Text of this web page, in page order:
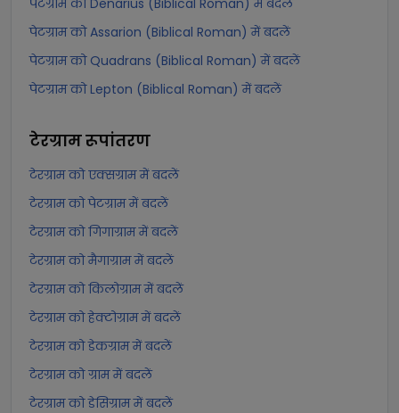
पेटग्राम को Denarius (Biblical Roman) में बदलें
पेटग्राम को Assarion (Biblical Roman) में बदलें
पेटग्राम को Quadrans (Biblical Roman) में बदलें
पेटग्राम को Lepton (Biblical Roman) में बदलें
टेरग्रामरूपांतरण
टेरग्राम को एक्सग्राम में बदलें
टेरग्राम को पेटग्राम में बदलें
टेरग्राम को गिगाग्राम में बदलें
टेरग्राम को मैगाग्राम में बदलें
टेरग्राम को किलोग्राम में बदलें
टेरग्राम को हेक्टोग्राम में बदलें
टेरग्राम को डेकग्राम में बदलें
टेरग्राम को ग्राम में बदलें
टेरग्राम को डेसिग्राम में बदलें